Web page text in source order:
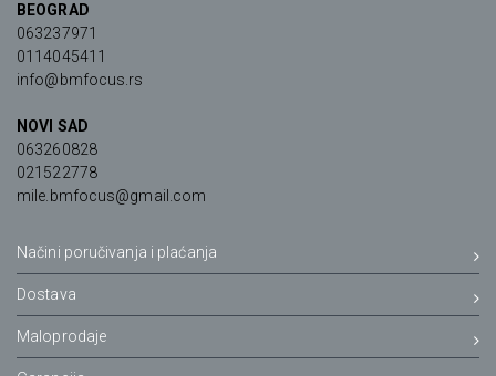
BEOGRAD
063237971
0114045411
info@bmfocus.rs
NOVI SAD
063260828
021522778
mile.bmfocus@gmail.com
Načini poručivanja i plaćanja
Dostava
Maloprodaje